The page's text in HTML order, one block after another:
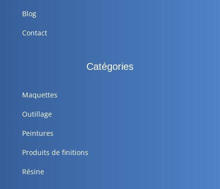
Blog
Contact
Catégories
Maquettes
Outillage
Peintures
Produits de finitions
Résine